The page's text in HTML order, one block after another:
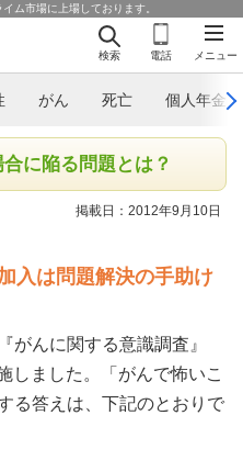
ム市場に上場しております。
メニュー
検索 電話
がん 死亡 個人年金
に陥る問題とは？
掲載日：2012年9月10日
入は問題解決の手助け
がんに関する意識調査』
しました。「がんで怖いこ
る答えは、下記のとおりで